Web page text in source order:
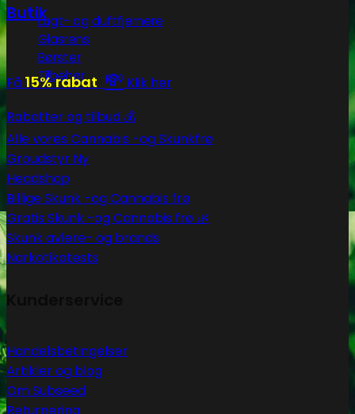
Lugt- og duftfjernere
Glasrens
Børster
Tilbehør
Butik
Få 15% rabat 💸 Klik her
Rabatter og tilbud 💰
Alle vores Cannabis -og Skunkfrø
Groudstyr
Headshop
Billige Skunk -og Cannabis frø
Gratis Skunk -og Cannabis frø 🌿
Skunk avlere- og brands
Narkotikatests
Handelsbetingelser
Artikler og blog
Om Subseed